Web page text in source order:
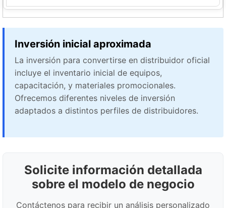
Inversión inicial aproximada
La inversión para convertirse en distribuidor oficial
incluye el inventario inicial de equipos,
capacitación, y materiales promocionales.
Ofrecemos diferentes niveles de inversión
adaptados a distintos perfiles de distribuidores.
Solicite información detallada
sobre el modelo de negocio
Contáctenos para recibir un análisis personalizado